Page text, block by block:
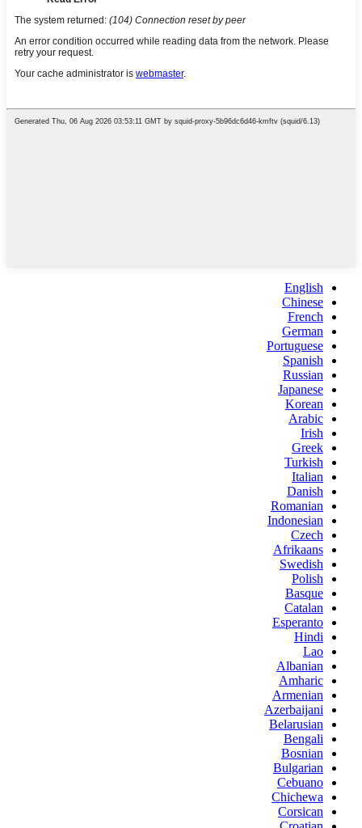
English
Chinese
French
German
Portuguese
Spanish
Russian
Japanese
Korean
Arabic
Irish
Greek
Turkish
Italian
Danish
Romanian
Indonesian
Czech
Afrikaans
Swedish
Polish
Basque
Catalan
Esperanto
Hindi
Lao
Albanian
Amharic
Armenian
Azerbaijani
Belarusian
Bengali
Bosnian
Bulgarian
Cebuano
Chichewa
Corsican